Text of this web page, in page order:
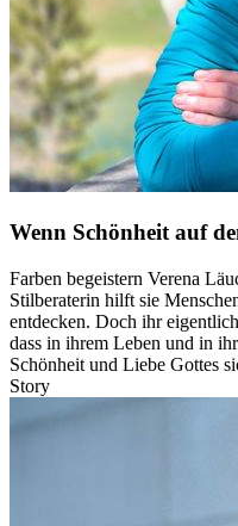
Wenn Schönheit auf
Farben begeistern Verena
Stilberaterin hilft sie
entdecken. Doch ihr
dass in ihrem Leben und in
Schönheit und Liebe Gottes
Story